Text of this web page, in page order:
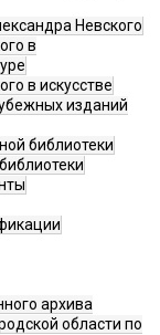
Невского
в
в искусстве
изданий
библиотеки
архива
области по